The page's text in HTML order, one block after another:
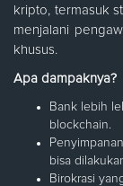
kripto, termasuk
menjalani
khusus.
Apa dampaknya?
Bank lebih
blockchain.
bisa
Birokrasi